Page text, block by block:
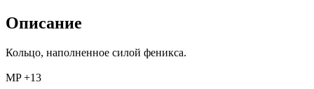
Описание
Кольцо, наполненное силой феникса.
MP +13